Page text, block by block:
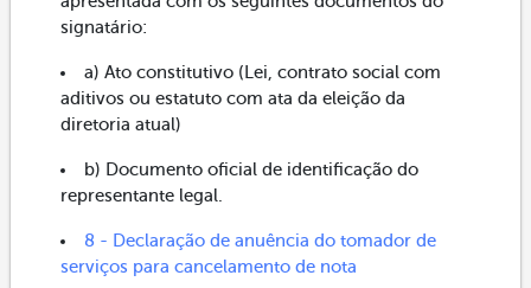
signatário:
a) Ato constitutivo (Lei, contrato social com
aditivos ou estatuto com ata da eleição da
diretoria atual)
b) Documento oficial de identificação do
representante legal.
8 - Declaração de anuência do tomador de
serviços para cancelamento de nota